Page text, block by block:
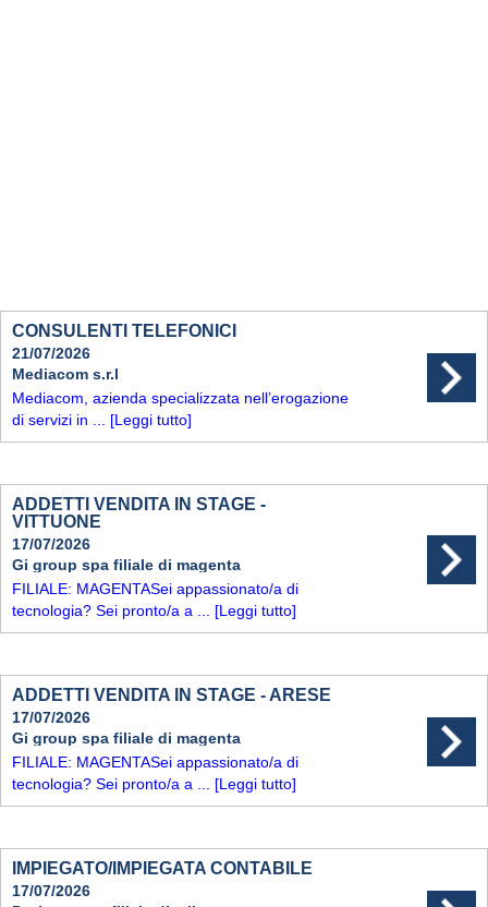
CONSULENTI TELEFONICI
21/07/2026
Mediacom s.r.l
Mediacom, azienda specializzata nell’erogazione
di servizi in ... [Leggi tutto]
ADDETTI VENDITA IN STAGE -
VITTUONE
17/07/2026
Gi group spa filiale di magenta
FILIALE: MAGENTASei appassionato/a di
tecnologia? Sei pronto/a a ... [Leggi tutto]
ADDETTI VENDITA IN STAGE - ARESE
17/07/2026
Gi group spa filiale di magenta
FILIALE: MAGENTASei appassionato/a di
tecnologia? Sei pronto/a a ... [Leggi tutto]
IMPIEGATO/IMPIEGATA CONTABILE
17/07/2026